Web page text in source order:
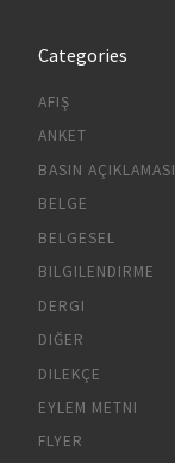
Categories
AFIŞ
ANKET
BASIN AÇIKLAMASI
BELGE
BELGESEL
BILGILENDIRME
DERGI
DIĞER
DILEKÇE
EYLEM METNI
FLYER